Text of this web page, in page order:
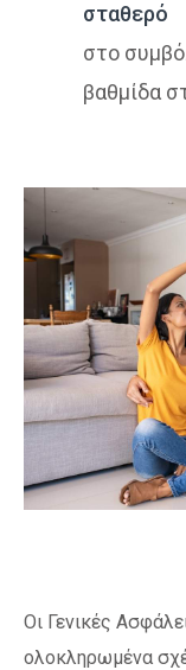
σταθερό
στο
βαθμίδα
Οι Γενικές
ολοκληρωμένα